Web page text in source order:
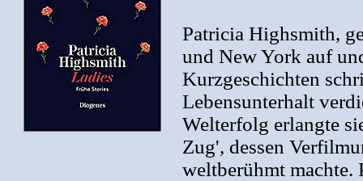
Patricia Highsmith,
und New York auf
Kurzgeschichten
Lebensunterhalt
Welterfolg erlangte
Zug', dessen
weltberühmt